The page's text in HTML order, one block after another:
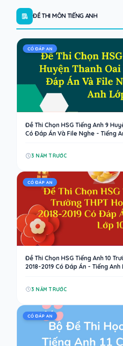
ĐỀ THI MÔN TIẾNG ANH
CÓ ĐÁP AN
Đề Thi Chọn HSG Tiếng Anh 9
Có Đáp Án Và File Nghe - Tiếng
3 NĂM TRƯỚC
CÓ ĐÁP AN
Đề Thi Chọn HSG Tiếng Anh 10
2018-2019 Có Đáp Án - Tiếng Anh
3 NĂM TRƯỚC
CÓ ĐÁP AN